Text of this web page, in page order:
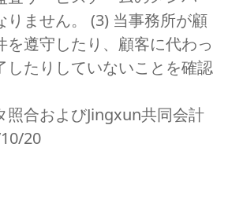
りません。 (3) 当事務所が顧
を遵守したり、顧客に代わっ
したりしていないことを確認
照合およびJingxun共同会計
20